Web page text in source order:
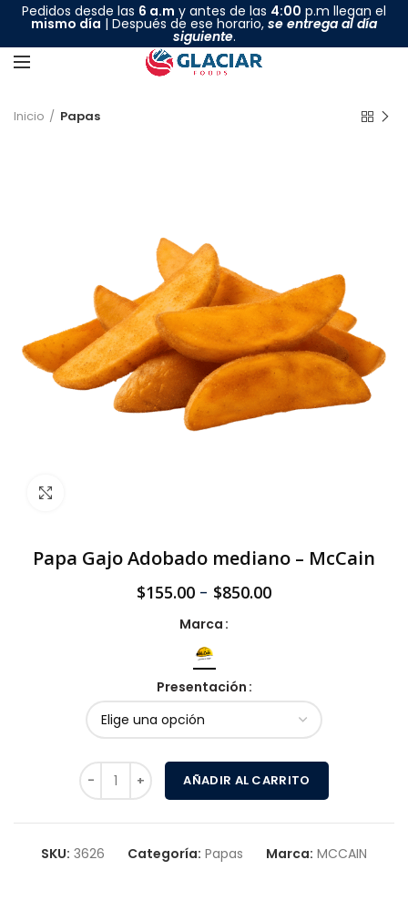
Pedidos desde las 6 a.m y antes de las 4:00 p.m llegan el
mismo día | Después de ese horario, se entrega al día
siguiente.
Inicio Papas
Papa Gajo Adobado mediano – McCain
$155.00 - $850.00
Marca
Presentación
AÑADIR AL CARRITO
SKU: 3626 Categoría: Papas Marca: MCCAIN